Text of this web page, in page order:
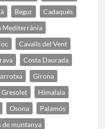
Begur
Cadaqués
Mediterrània
Cavalls del Vent
Costa Daurada
Girona
Gresolet
Himalaia
Osona
Palamós
de muntanya